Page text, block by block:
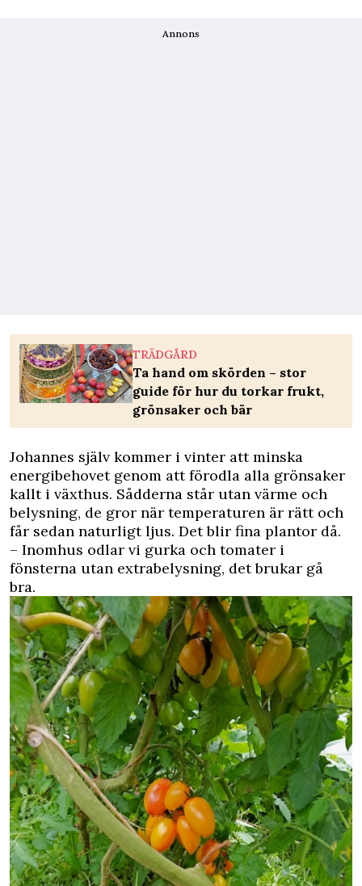
Annons
TRÄDGÅRD
Ta hand om skörden – stor
guide för hur du torkar frukt,
grönsaker och bär
Johannes själv kommer i vinter att minska
energibehovet genom att förodla alla grönsaker
kallt i växthus. Sådderna står utan värme och
belysning, de gror när temperaturen är rätt och
får sedan naturligt ljus. Det blir fina plantor då.
– Inomhus odlar vi gurka och tomater i
fönsterna utan extrabelysning, det brukar gå
bra.